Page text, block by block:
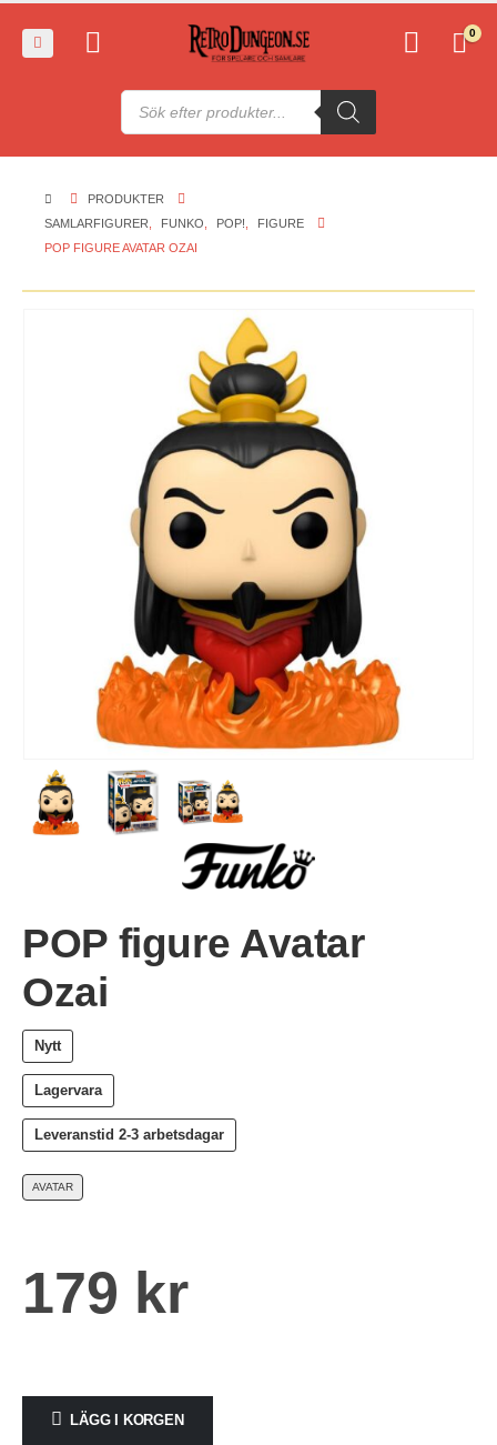
0
Produktsökning
PRODUKTER
SAMLARFIGURER
FUNKO POP!
FIGURE
POP FIGURE AVATAR OZAI
POP figure Avatar
Ozai
Nytt
Lagervara
Leveranstid 2-3 arbetsdagar
AVATAR
179 kr
LÄGG I KORGEN